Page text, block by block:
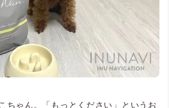
ちゃん。「もっとください」というお